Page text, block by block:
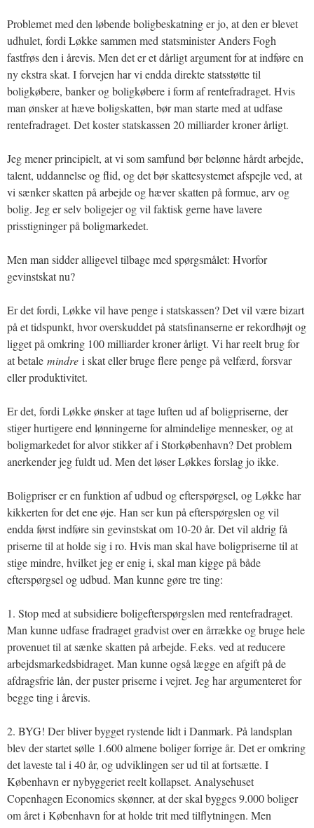
Problemet med den løbende boligbeskatning er jo, at den er blevet
udhulet, fordi Løkke sammen med statsminister Anders Fogh
fastfrøs den i årevis. Men det er et dårligt argument for at indføre en
ny ekstra skat. I forvejen har vi endda direkte statsstøtte til
boligkøbere, banker og boligkøbere i form af rentefradraget. Hvis
man ønsker at hæve boligskatten, bør man starte med at udfase
rentefradraget. Det koster statskassen 20 milliarder kroner årligt.
Jeg mener principielt, at vi som samfund bør belønne hårdt arbejde,
talent, uddannelse og flid, og det bør skattesystemet afspejle ved, at
vi sænker skatten på arbejde og hæver skatten på formue, arv og
bolig. Jeg er selv boligejer og vil faktisk gerne have lavere
prisstigninger på boligmarkedet.
Men man sidder alligevel tilbage med spørgsmålet: Hvorfor
gevinstskat nu?
Er det fordi, Løkke vil have penge i statskassen? Det vil være bizart
på et tidspunkt, hvor overskuddet på statsfinanserne er rekordhøjt og
ligget på omkring 100 milliarder kroner årligt. Vi har reelt brug for
at betale mindre i skat eller bruge flere penge på velfærd, forsvar
eller produktivitet.
Er det, fordi Løkke ønsker at tage luften ud af boligpriserne, der
stiger hurtigere end lønningerne for almindelige mennesker, og at
boligmarkedet for alvor stikker af i Storkøbenhavn? Det problem
anerkender jeg fuldt ud. Men det løser Løkkes forslag jo ikke.
Boligpriser er en funktion af udbud og efterspørgsel, og Løkke har
kikkerten for det ene øje. Han ser kun på efterspørgslen og vil
endda først indføre sin gevinstskat om 10-20 år. Det vil aldrig få
priserne til at holde sig i ro. Hvis man skal have boligpriserne til at
stige mindre, hvilket jeg er enig i, skal man kigge på både
efterspørgsel og udbud. Man kunne gøre tre ting:
1. Stop med at subsidiere boligefterspørgslen med rentefradraget.
Man kunne udfase fradraget gradvist over en årrække og bruge hele
provenuet til at sænke skatten på arbejde. F.eks. ved at reducere
arbejdsmarkedsbidraget. Man kunne også lægge en afgift på de
afdragsfrie lån, der puster priserne i vejret. Jeg har argumenteret for
begge ting i årevis.
2. BYG! Der bliver bygget rystende lidt i Danmark. På landsplan
blev der startet sølle 1.600 almene boliger forrige år. Det er omkring
det laveste tal i 40 år, og udviklingen ser ud til at fortsætte. I
København er nybyggeriet reelt kollapset. Analysehuset
Copenhagen Economics skønner, at der skal bygges 9.000 boliger
om året i København for at holde trit med tilflytningen. Men